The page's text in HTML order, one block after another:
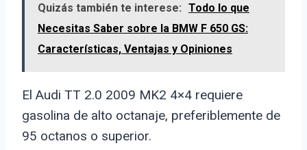
Quizás también te interese: Todo lo que
Necesitas Saber sobre la BMW F 650 GS:
Características, Ventajas y Opiniones
El Audi TT 2.0 2009 MK2 4×4 requiere
gasolina de alto octanaje, preferiblemente de
95 octanos o superior.